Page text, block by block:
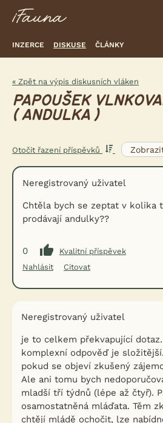
INZERCE DISKUSE ČLÁNKY
« Zpět na výpis diskusních vláken
PAPOUŠEK
( ANDULKA )
Otočit řazení příspěvků
Neregistrovaný uživatel
Chtěla bych se zeptat v kolika
prodávají andulky??
0
Kvalitní příspěvek
Nahlásit
Citovat
Neregistrovaný uživatel
je to celkem překvapující
komplexní odpověď je
pokud se objeví zkušený
Ale ani tomu bych
mladší tří týdnů (lépe až čtyř).
osamostatněná mláďata. Těm
chtějí mládě ochočit, lze